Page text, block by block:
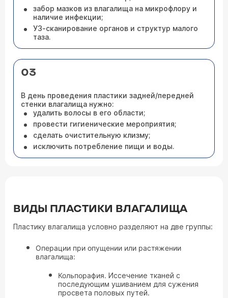
забор мазков из влагалища на микрофлору и
наличие инфекции;
УЗ-сканирование органов и структур малого
таза.
03
В день проведения пластики задней/передней
стенки влагалища нужно:
удалить волосы в его области;
провести гигиенические мероприятия;
сделать очистительную клизму;
исключить потребление пищи и воды.
ВИДЫ ПЛАСТИКИ ВЛАГАЛИЩА
Пластику влагалища условно разделяют на две группы:
Операции при опущении или растяжении
влагалища:
Кольпорафия. Иссечение тканей с
последующим ушиванием для сужения
просвета половых путей.